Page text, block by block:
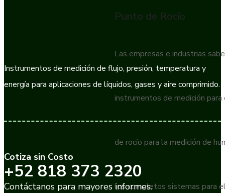
Punto de Rocío
Las empresas e industrias
instrumentos de medición
de rocío para la medición de
los completos sistemas para
Instrumentos de medición de flujo, presión, temperatura y
energía para aplicaciones de líquidos, gases y aire comprimido.
Cotiza sin Costo
+52 818 373 2320
Contáctanos para mayores informes.